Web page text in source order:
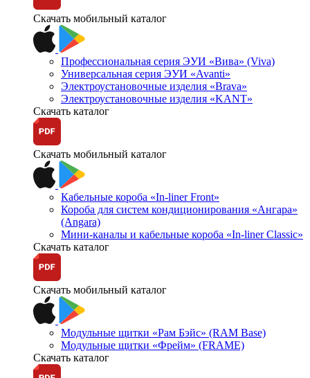
Скачать мобильный каталог
Профессиональная серия ЭУИ «Вива» (Viva)
Универсальная серия ЭУИ «Avanti»
Электроустановочные изделия «Brava»
Электроустановочные изделия «KANT»
Скачать каталог
Скачать мобильный каталог
Кабельные короба «In-liner Front»
Короба для систем кондиционирования «Ангара»
(Angara)
Мини-каналы и кабельные короба «In-liner Classic»
Скачать каталог
Скачать мобильный каталог
Модульные щитки «Рам Бэйс» (RAM Base)
Модульные щитки «Фрейм» (FRAME)
Скачать каталог